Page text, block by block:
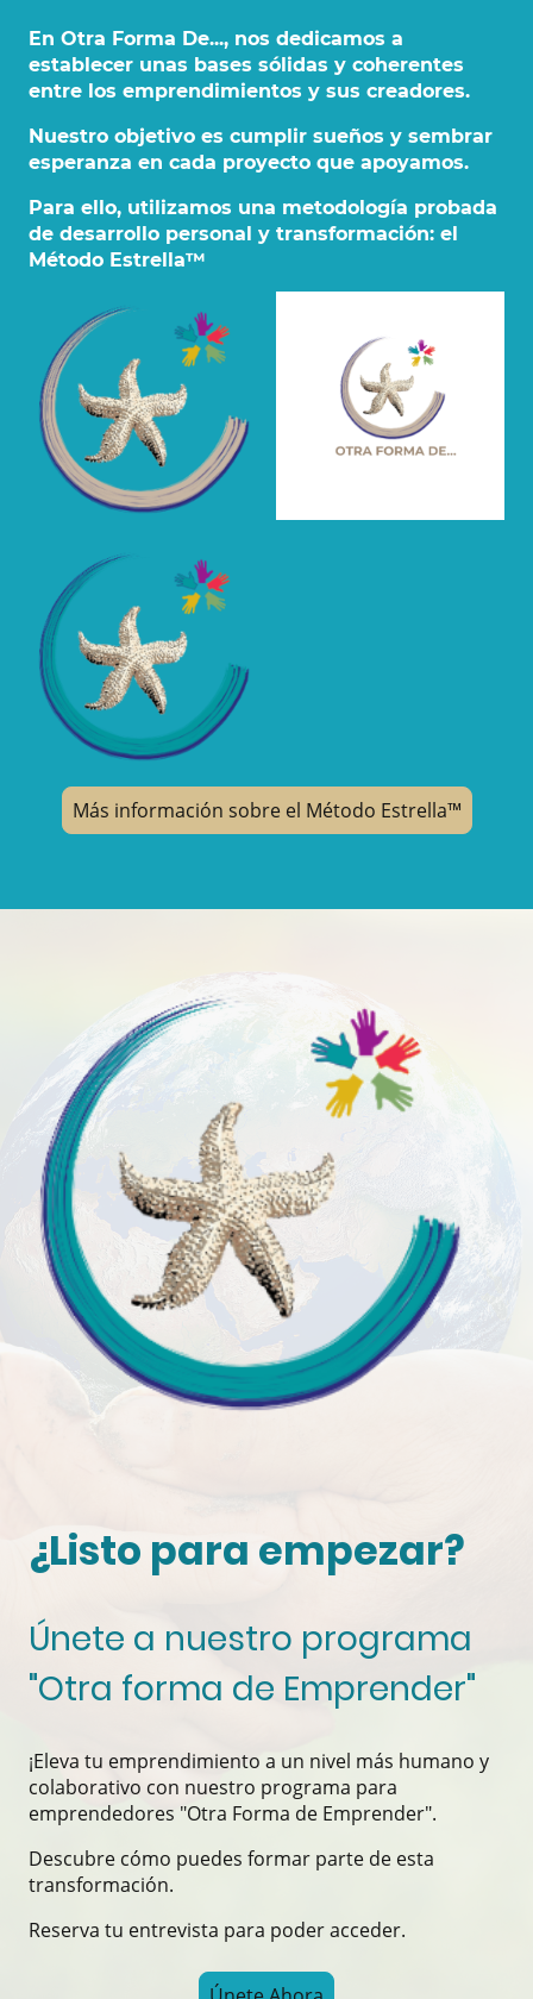
En Otra Forma De..., nos dedicamos a
establecer unas bases sólidas y coherentes
entre los emprendimientos y sus creadores.
Nuestro objetivo es cumplir sueños y sembrar
esperanza en cada proyecto que apoyamos.
Para ello, utilizamos una metodología probada
de desarrollo personal y transformación: el
Método Estrella™️
Más información sobre el Método Estrella™️
¿Listo para empezar?
Únete a nuestro programa
"Otra forma de Emprender"
¡Eleva tu emprendimiento a un nivel más humano y
colaborativo con nuestro programa para
emprendedores "Otra Forma de Emprender".
Descubre cómo puedes formar parte de esta
transformación.
Reserva tu entrevista para poder acceder.